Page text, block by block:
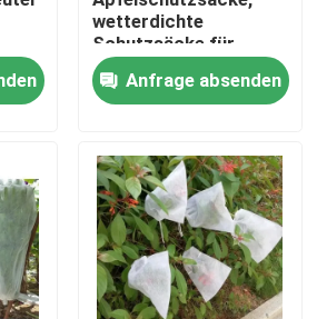
wetterdichte
Schutzsäcke für
Obstbäume
Anfrage absenden